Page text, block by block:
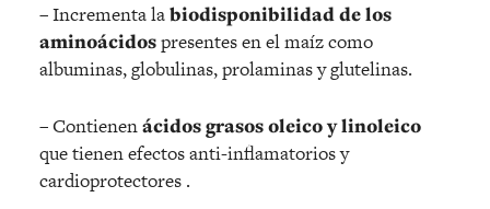
– Incrementa labiodisponibilidad de los
aminoácidospresentes en el maíz como
albuminas, globulinas, prolaminas y glutelinas.
– Contienenácidos grasos oleico y linoleico
que tienen efectos anti-inflamatorios y
cardioprotectores .